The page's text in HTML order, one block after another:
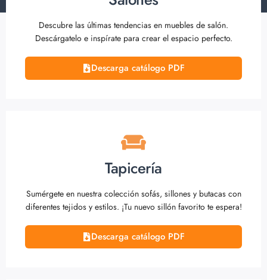
Descubre las últimas tendencias en muebles de salón.
Descárgatelo e inspírate para crear el espacio perfecto.
Descarga catálogo PDF
Tapicería
Sumérgete en nuestra colección sofás, sillones y butacas con
diferentes tejidos y estilos. ¡Tu nuevo sillón favorito te espera!
Descarga catálogo PDF